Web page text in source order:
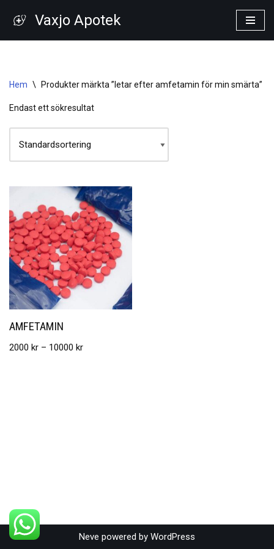
Vaxjo Apotek
Hem \ Produkter märkta ”letar efter amfetamin för min smärta”
Endast ett sökresultat
AMFETAMIN
2000 kr – 10000 kr
Neve powered by WordPress